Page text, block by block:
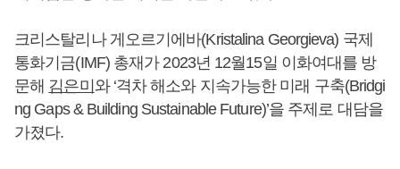
크리스탈리나 게오르기에바(Kristalina Georgieva) 국제
통화기금(IMF) 총재가 2023년 12월15일 이화여대를 방
문해 김은미 와 ‘격차 해소와 지속가능한 미래 구축(Bridgi
ng Gaps & Building Sustainable Future)’을 주제로 대담을
가졌다.